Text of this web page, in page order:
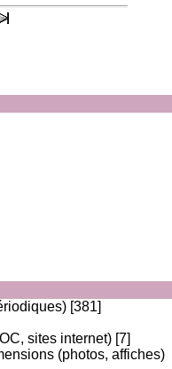
[381]
sites internet) [7]
(photos, affiches)